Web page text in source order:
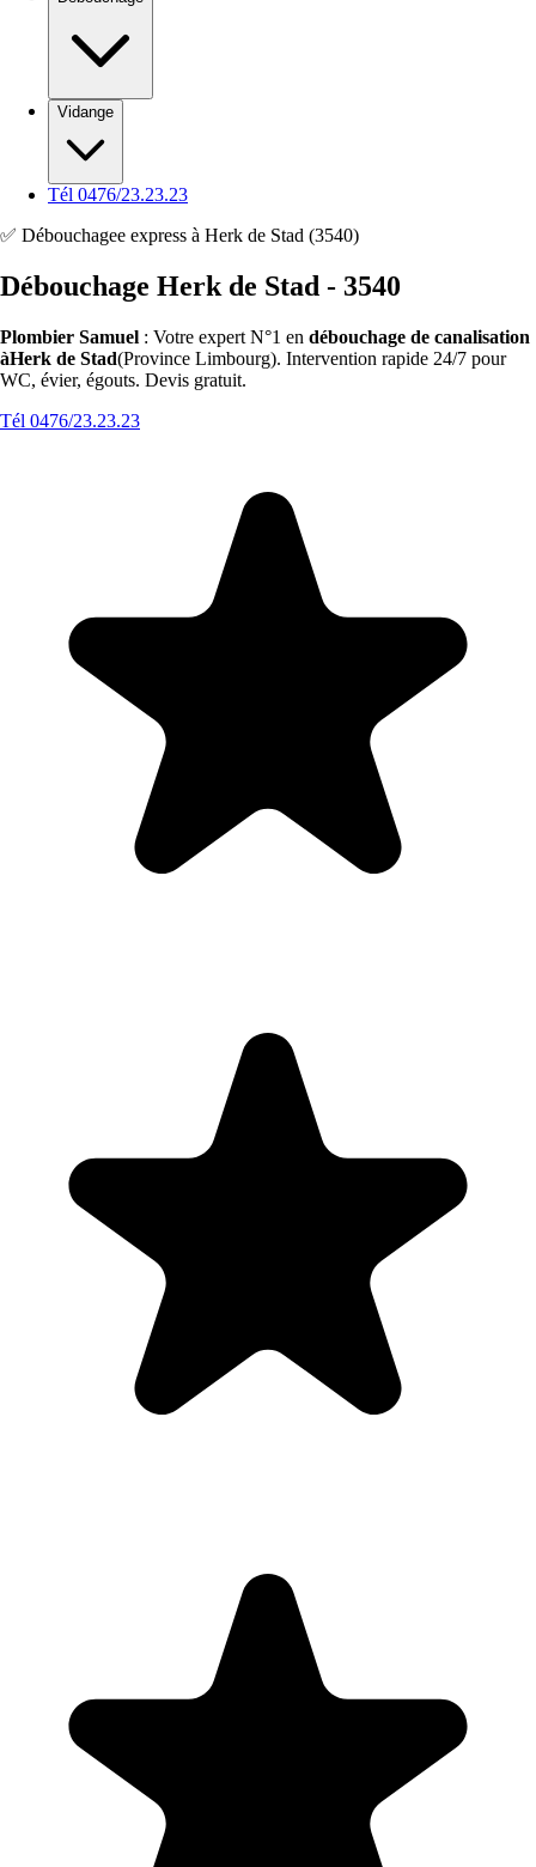
Vidange
Tél 0476/23.23.23
✅ Débouchagee express à Herk de Stad (3540)
Débouchage Herk de Stad - 3540
Plombier Samuel : Votre expert N°1 en débouchage de canalisation
àHerk de Stad(Province Limbourg). Intervention rapide 24/7 pour
WC, évier, égouts. Devis gratuit.
Tél 0476/23.23.23